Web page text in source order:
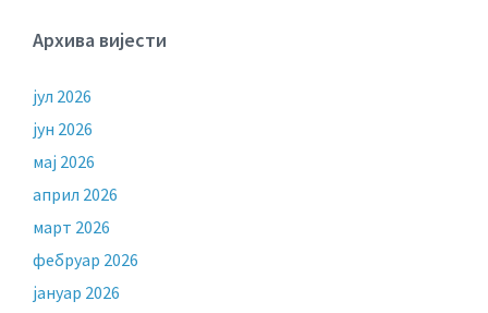
Архива вијести
јул 2026
јун 2026
мај 2026
април 2026
март 2026
фебруар 2026
јануар 2026